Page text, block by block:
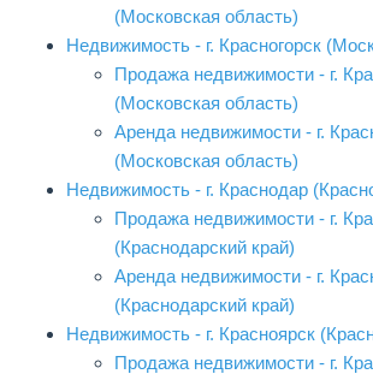
(Московская область)
Недвижимость - г.
Продажа недвижимости - г. Красногорск
(Московская область)
Аренда недвижимости - г. Красногорск
(Московская область)
Недвижимость - г. Краснодар
Продажа недвижимости - г. Краснодар
(Краснодарский край)
Аренда недвижимости - г. Краснодар
(Краснодарский край)
Недвижимость - г. Красноярск
Продажа недвижимости - г. Красноярск